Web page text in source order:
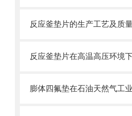
反应釜垫片的生产工艺及质
膨体四氟垫在石油天然气工